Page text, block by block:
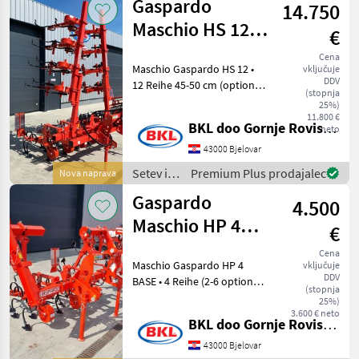
Gaspardo
Nova naprava
Gaspardo
Maschio HS 12
14.750
€
Cena
vključuje
DDV
(stopnja
25%)
11.800 €
neto
Maschio Gaspardo HS 12 •
12 Reihe 45-50 cm (optional
Parallelogrammführung •
Hydr. Klapprahmen • 2.5 m
Transportbreiten • Tief
BKL doo Gornje Rovisce Kroatien
43000 Bjelovar
Setev in
nega /
Gaspardo
Premium Plus prodajalec
Gaspardo
Maschio HP 4
4.500
€
Cena
vključuje
DDV
(stopnja
25%)
3.600 € neto
Maschio Gaspardo HP 4
BASE • 4 Reihe (2-6 optional)
mech. Klapprahmen • 2.5m
Transportbreiten • ohne
BKL doo Gornje Rovisce Kroatien
43000 Bjelovar